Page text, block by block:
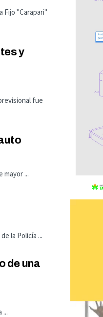
Fijo "Carapari"
y
fue
mayor ...
la Policía ...
de una
...